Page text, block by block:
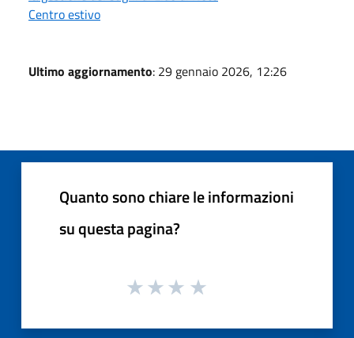
Centro estivo
Ultimo aggiornamento: 29 gennaio 2026, 12:26
Quanto sono chiare le informazioni
su questa pagina?